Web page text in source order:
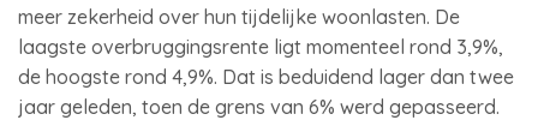
meer zekerheid over hun tijdelijke woonlasten. De
laagste overbruggingsrente ligt momenteel rond 3,9%,
de hoogste rond 4,9%. Dat is beduidend lager dan twee
jaar geleden, toen de grens van 6% werd gepasseerd.